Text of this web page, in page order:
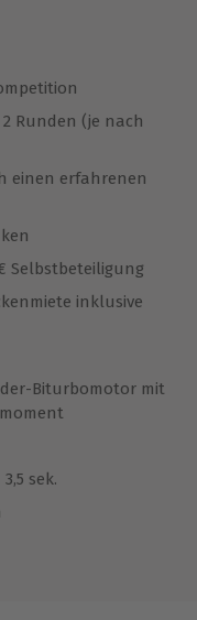
Runden (je nach
einen erfahrenen
Selbstbeteiligung
inklusive
Biturbomotor mit
sek.